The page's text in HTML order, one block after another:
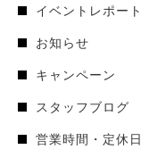
イベントレポート
お知らせ
キャンペーン
スタッフブログ
営業時間・定休日